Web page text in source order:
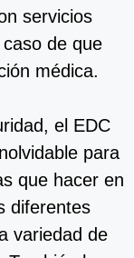
servicios
de que
médica.
el EDC
para
que hacer en
diferentes
variedad de